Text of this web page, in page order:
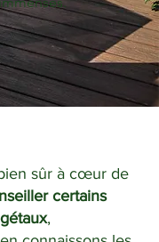
sûr à cœur de
certains
,